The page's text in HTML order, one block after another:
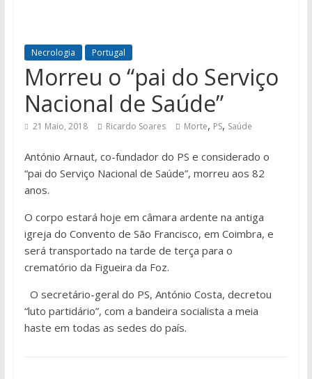
Necrologia Portugal
Morreu o “pai do Serviço
Nacional de Saúde”
21 Maio, 2018 Ricardo Soares Morte, PS, Saúde
António Arnaut, co-fundador do PS e considerado o
“pai do Serviço Nacional de Saúde”, morreu aos 82
anos.
O corpo estará hoje em câmara ardente na antiga
igreja do Convento de São Francisco, em Coimbra, e
será transportado na tarde de terça para o
crematório da Figueira da Foz.
O secretário-geral do PS, António Costa, decretou
“luto partidário”, com a bandeira socialista a meia
haste em todas as sedes do país.